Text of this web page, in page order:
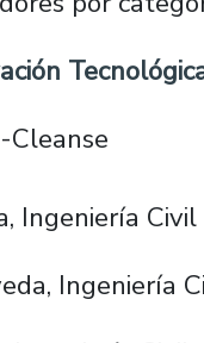
Cleanse
Ingeniería Civil
Ingeniería